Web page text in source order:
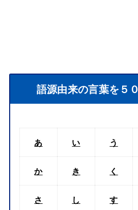
語源由来の言葉を５
あ い う
か き く
さ し す